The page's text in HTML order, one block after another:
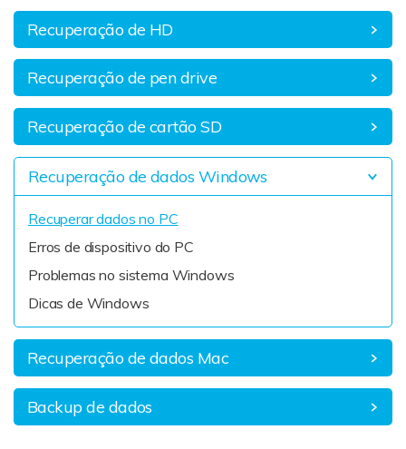
Reparação de Vídeos
Transferência de Whatsapp
Recuperação de HD
Recuperação de pen drive
Recuperação de cartão SD
Recuperação de dados Windows
Recuperar dados no PC
Erros de dispositivo do PC
Problemas no sistema Windows
Dicas de Windows
Recuperação de dados Mac
Backup de dados